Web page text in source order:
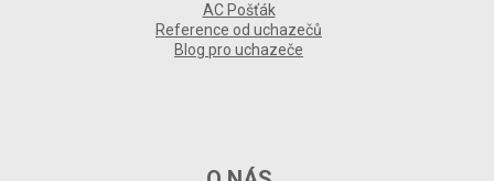
AC Pošťák
Reference od uchazečů
Blog pro uchazeče